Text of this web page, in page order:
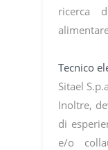
ricerca
Tecnico
Sitael
Inoltre,
di
e/o